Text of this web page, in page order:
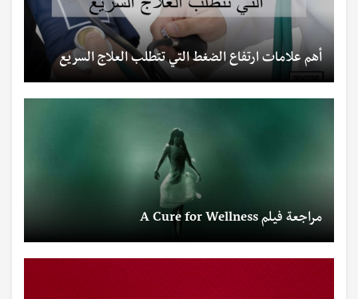
أهم علامات ارتفاع الضغط التي تتطلب العلاج السريع
مراجعة فيلم A Cure for Wellness